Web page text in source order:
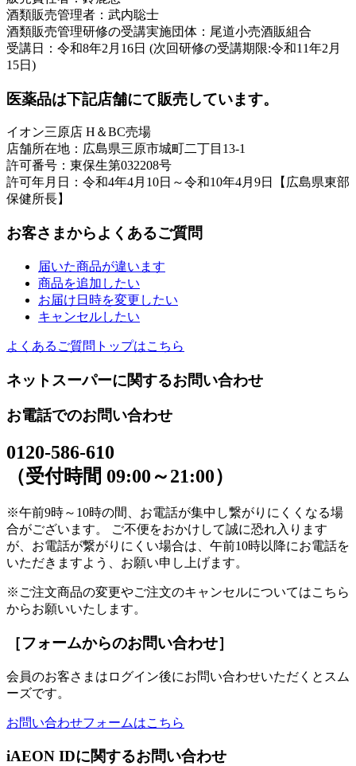
酒類販売管理者：武内聡士
酒類販売管理研修の受講実施団体：尾道小売酒販組合
受講日：令和8年2月16日 (次回研修の受講期限:令和11年2月
15日)
医薬品は下記店舗にて販売しています。
イオン三原店 H＆BC売場
店舗所在地：広島県三原市城町二丁目13-1
許可番号：東保生第032208号
許可年月日：令和4年4月10日～令和10年4月9日【広島県東部
保健所長】
お客さまからよくあるご質問
届いた商品が違います
商品を追加したい
お届け日時を変更したい
キャンセルしたい
よくあるご質問トップはこちら
ネットスーパーに関するお問い合わせ
お電話でのお問い合わせ
0120-586-610
（受付時間 09:00～21:00）
※午前9時～10時の間、お電話が集中し繋がりにくくなる場
合がございます。 ご不便をおかけして誠に恐れ入ります
が、お電話が繋がりにくい場合は、午前10時以降にお電話を
いただきますよう、お願い申し上げます。
※ご注文商品の変更やご注文のキャンセルについてはこちら
からお願いいたします。
［フォームからのお問い合わせ］
会員のお客さまはログイン後にお問い合わせいただくとスム
ーズです。
お問い合わせフォームはこちら
iAEON IDに関するお問い合わせ